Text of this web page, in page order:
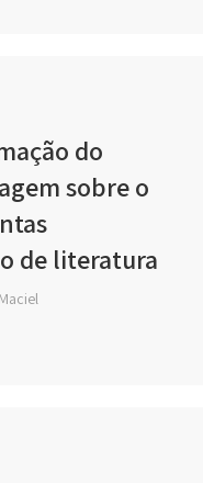
do
sobre o
de literatura